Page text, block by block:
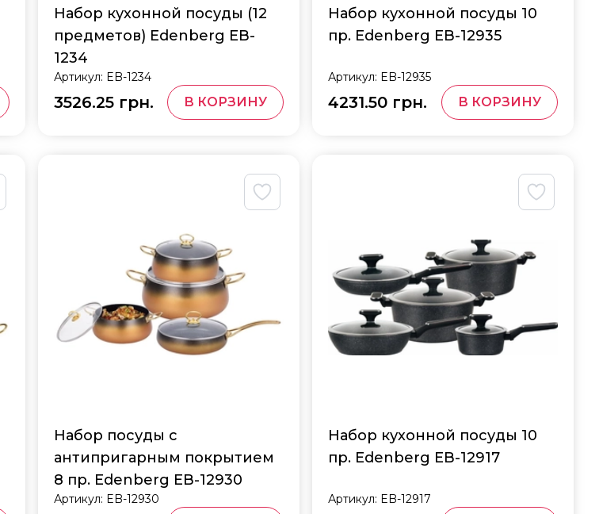
Набор кухонной посуды (12
предметов) Edenberg EB-
1234
Артикул: EB-1234
3526.25 грн. В КОРЗИНУ
Набор кухонной посуды 10
пр. Edenberg EB-12935
Артикул: EB-12935
4231.50 грн. В КОРЗИНУ
Набор посуды с
антипригарным покрытием
8 пр. Edenberg EB-12930
Артикул: EB-12930
Набор кухонной посуды 10
пр. Edenberg EB-12917
Артикул: EB-12917